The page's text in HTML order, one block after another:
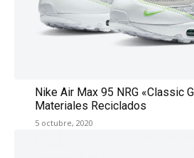
Nike Air Max 95 NRG «Classic
Materiales Reciclados
5 octubre, 2020